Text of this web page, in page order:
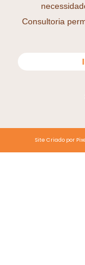
Consultoria
Site Criado por